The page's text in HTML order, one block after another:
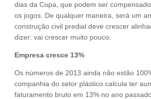
dias da Copa, que podem ser
os jogos. De qualquer maneira, será um
construção civil predial deve crescer
dizer: vai crescer muito pouco.
Empresa cresce 13%
Os números de 2013 ainda não estão
companhia do setor plástico calcula ter
faturamento bruto em 13% no ano